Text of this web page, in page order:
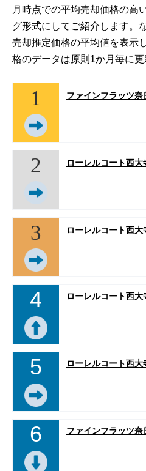
月時点での平均売却価格の高
グ形式にしてご紹介します。
売却推定価格の平均値を表示
格のデータは原則1か月毎に更
1 ファインフラッツ奈
2 ローレルコート西
3 ローレルコート西大
4 ローレルコート西大
5 ローレルコート西
6 ファインフラッツ奈